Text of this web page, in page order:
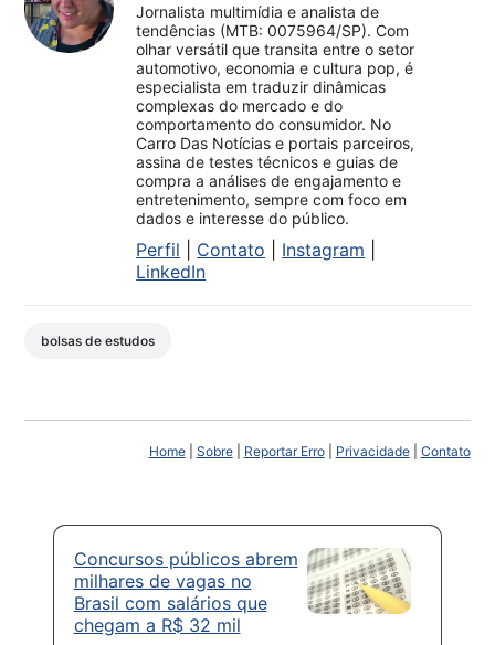
Jornalista multimídia e analista de
tendências (MTB: 0075964/SP). Com
olhar versátil que transita entre o setor
automotivo, economia e cultura pop, é
especialista em traduzir dinâmicas
complexas do mercado e do
comportamento do consumidor. No
Carro Das Notícias e portais parceiros,
assina de testes técnicos e guias de
compra a análises de engajamento e
entretenimento, sempre com foco em
dados e interesse do público.
Perfil Contato Instagram
LinkedIn
bolsas de estudos
Home| Sobre| Reportar Erro| Privacidade| Contato
Concursos públicos abrem
milhares de vagas no
Brasil com salários que
chegam a R$ 32 mil